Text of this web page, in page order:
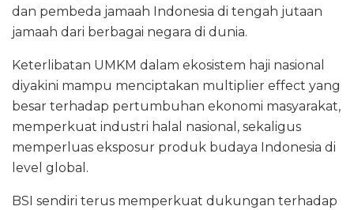
dan pembeda jamaah Indonesia di tengah jutaan
jamaah dari berbagai negara di dunia.
Keterlibatan UMKM dalam ekosistem haji nasional
diyakini mampu menciptakan multiplier effect yang
besar terhadap pertumbuhan ekonomi masyarakat,
memperkuat industri halal nasional, sekaligus
memperluas eksposur produk budaya Indonesia di
level global.
BSI sendiri terus memperkuat dukungan terhadap